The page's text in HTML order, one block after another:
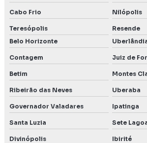
Levantamento de meio biótico
Levantamento monitoramento e
Licença de operação ambiental
Licenciamento ambiental em Belo
Licenciamento ambiental em Betim
Licenciamento ambiental consultoria
Cabo Frio Nilópolis
Teresópolis
Resende
Belo Horizonte
Contagem Juiz de
Betim Montes
Ribeirão das Neves Uberaba
Governador Valadares Ipatinga
Santa Luzia Sete
Divinópolis Ibirité